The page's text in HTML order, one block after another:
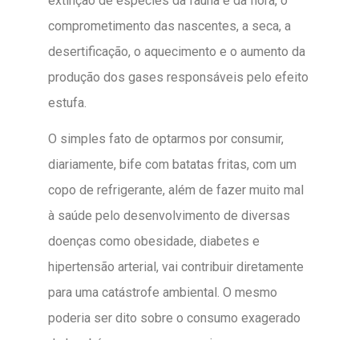
comprometimento das nascentes, a seca, a
desertificação, o aquecimento e o aumento da
produção dos gases responsáveis pelo efeito
estufa.
O simples fato de optarmos por consumir,
diariamente, bife com batatas fritas, com um
copo de refrigerante, além de fazer muito mal
à saúde pelo desenvolvimento de diversas
doenças como obesidade, diabetes e
hipertensão arterial, vai contribuir diretamente
para uma catástrofe ambiental. O mesmo
poderia ser dito sobre o consumo exagerado